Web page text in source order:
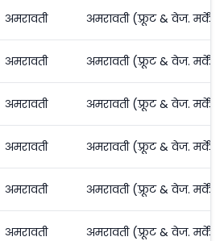
अमरावती अमरावती (फ़्रूट & वेज.
अमरावती अमरावती (फ़्रूट & वेज.
अमरावती अमरावती (फ़्रूट & वेज.
अमरावती अमरावती (फ़्रूट & वेज.
अमरावती अमरावती (फ़्रूट & वेज.
अमरावती अमरावती (फ़्रूट & वेज.